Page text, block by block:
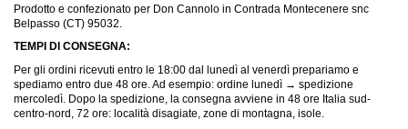
Prodotto e confezionato per Don Cannolo in Contrada Montecenere snc
Belpasso (CT) 95032.
TEMPI DI CONSEGNA:
Per gli ordini ricevuti entro le 18:00 dal lunedì al venerdì prepariamo e
spediamo entro due 48 ore. Ad esempio: ordine lunedì → spedizione
mercoledì. Dopo la spedizione, la consegna avviene in 48 ore Italia sud-
centro-nord, 72 ore: località disagiate, zone di montagna, isole.